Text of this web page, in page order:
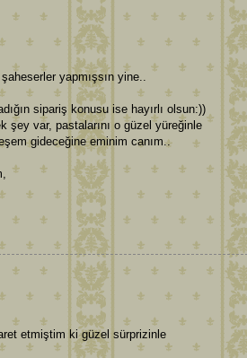
yapmışsın yine..
sipariş konusu ise hayırlı olsun:))
var, pastalarını o güzel yüreğinle
gideceğine eminim canım..
etmiştim ki güzel sürprizinle